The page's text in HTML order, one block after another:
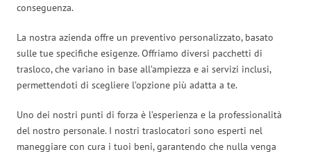
conseguenza.
La nostra azienda offre un preventivo personalizzato, basato
sulle tue specifiche esigenze. Offriamo diversi pacchetti di
trasloco, che variano in base all’ampiezza e ai servizi inclusi,
permettendoti di scegliere l’opzione più adatta a te.
Uno dei nostri punti di forza è l’esperienza e la professionalità
del nostro personale. I nostri traslocatori sono esperti nel
maneggiare con cura i tuoi beni, garantendo che nulla venga